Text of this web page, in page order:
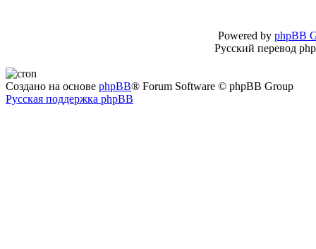
Powered by phpBB
Русский перевод
Создано на основе phpBB® Forum Software © phpBB Group
Русская поддержка phpBB